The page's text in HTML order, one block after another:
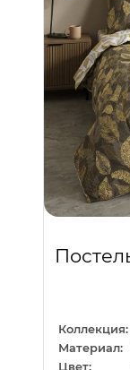
Коллекция:
Материал:
Цвет: